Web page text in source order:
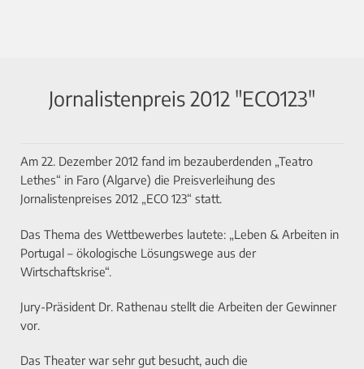
Jornalistenpreis 2012 "ECO123"
Am 22. Dezember 2012 fand im bezauberdenden „Teatro
Lethes“ in Faro (Algarve) die Preisverleihung des
Jornalistenpreises 2012 „ECO 123“ statt.
Das Thema des Wettbewerbes lautete: „Leben & Arbeiten in
Portugal – ökologische Lösungswege aus der
Wirtschaftskrise“.
Jury-Präsident Dr. Rathenau stellt die Arbeiten der Gewinner
vor.
Das Theater war sehr gut besucht, auch die